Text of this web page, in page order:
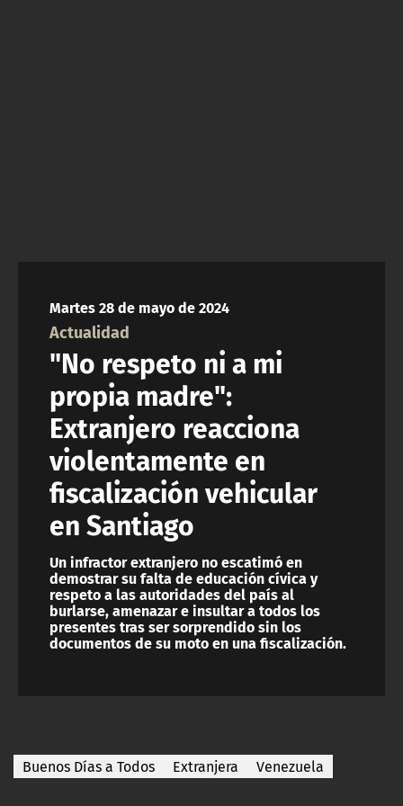
Martes 28 de mayo de 2024
Actualidad
"No respeto ni a mi
propia madre":
Extranjero reacciona
violentamente en
fiscalización vehicular
en Santiago
Un infractor extranjero no escatimó en
demostrar su falta de educación cívica y
respeto a las autoridades del país al
burlarse, amenazar e insultar a todos los
presentes tras ser sorprendido sin los
documentos de su moto en una fiscalización.
Buenos Días a Todos Extranjera Venezuela